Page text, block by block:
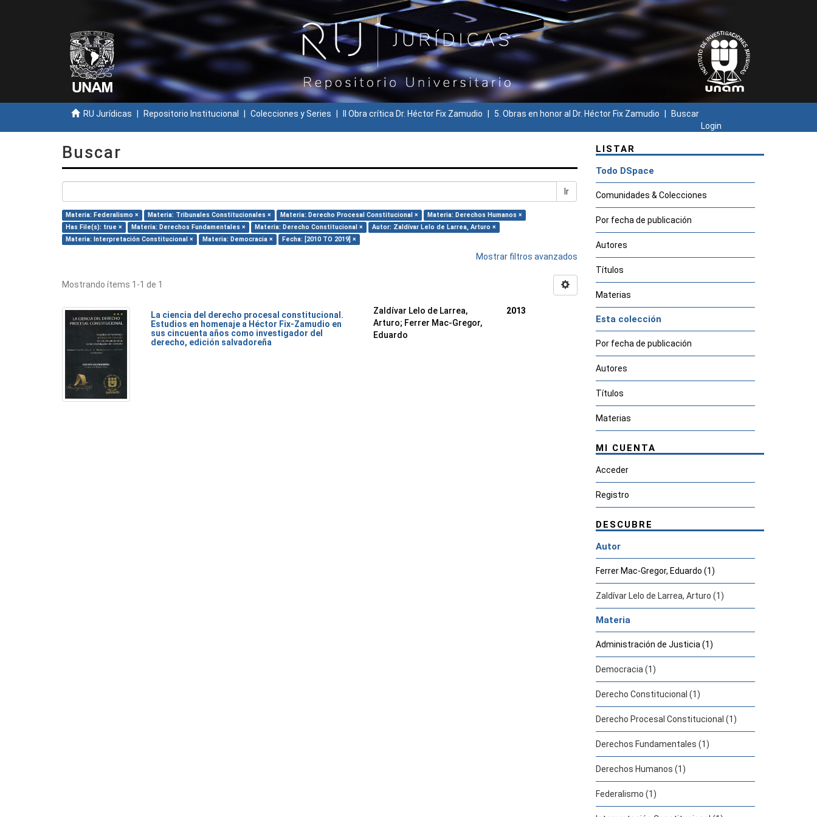
RU Jurídicas Repositorio Institucional Colecciones y Series II Obra crítica Dr. Héctor Fix Zamudio 5. Obras en honor al Dr. Héctor Fix Zamudio
Buscar
Login
Buscar
Ir
Materia: Federalismo × Materia: Tribunales Constitucionales × Materia: Derecho Procesal Constitucional ×
Materia: Derechos Humanos ×
Has File(s): true ×
Materia: Derechos Fundamentales × Materia: Derecho Constitucional ×
Autor: Zaldívar Lelo de Larrea, Arturo ×
Materia: Interpretación Constitucional ×
Materia: Democracia × Fecha: [2010 TO 2019] ×
Mostrar filtros avanzados
Mostrando ítems 1-1 de 1
La ciencia del derecho procesal constitucional.
Estudios en homenaje a Héctor Fix-Zamudio en
sus cincuenta años como investigador del
derecho, edición salvadoreña
Zaldívar Lelo de Larrea,
Arturo; Ferrer Mac-Gregor,
Eduardo
2013
LISTAR
Todo DSpace
Comunidades & Colecciones
Por fecha de publicación
Autores
Títulos
Materias
Esta colección
Por fecha de publicación
Autores
Títulos
Materias
MI CUENTA
Acceder
Registro
DESCUBRE
Autor
Ferrer Mac-Gregor, Eduardo (1)
Zaldívar Lelo de Larrea, Arturo (1)
Materia
Administración de Justicia (1)
Democracia (1)
Derecho Constitucional (1)
Derecho Procesal Constitucional (1)
Derechos Fundamentales (1)
Derechos Humanos (1)
Federalismo (1)